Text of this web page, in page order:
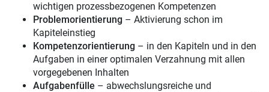
wichtigen prozessbezogenen Kompetenzen
Problemorientierung – Aktivierung schon im
Kapiteleinstieg
Kompetenzorientierung – in den Kapiteln und in den
Aufgaben in einer optimalen Verzahnung mit allen
vorgegebenen Inhalten
Aufgabenfülle – abwechslungsreiche und